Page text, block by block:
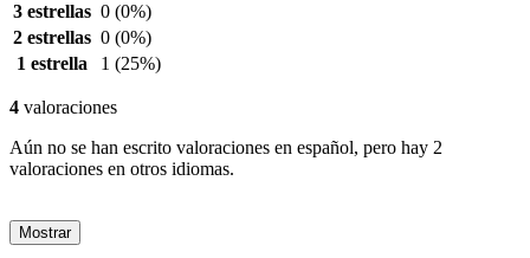
3 estrellas 0 (0%)
2 estrellas 0 (0%)
1 estrella
1 (25%)
4 valoraciones
Aún no se han escrito valoraciones en español, pero hay 2
valoraciones en otros idiomas.
Mostrar